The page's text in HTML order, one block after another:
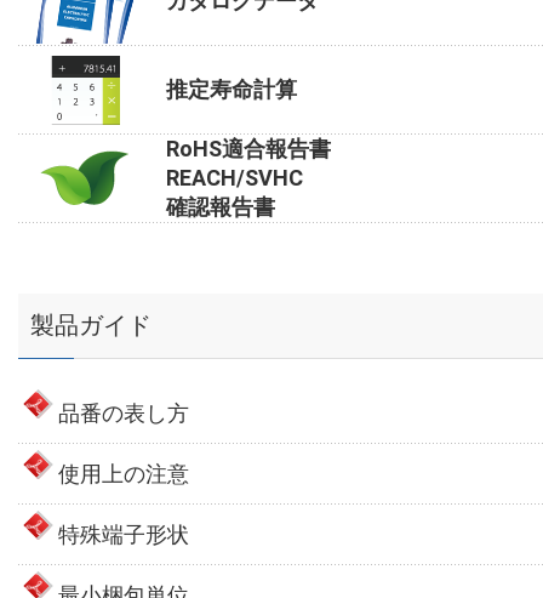
推定寿命計算
RoHS適合報告書
REACH/SVHC
確認報告書
製品ガイド
品番の表し方
使用上の注意
特殊端子形状